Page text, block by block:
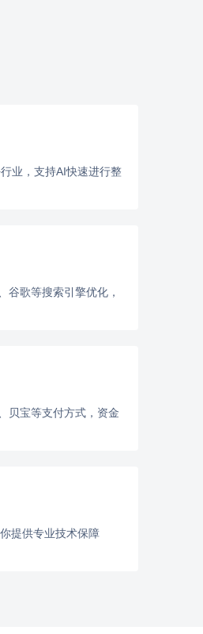
业，支持AI快速进行整
谷歌等搜索引擎优化，
贝宝等支付方式，资金
提供专业技术保障